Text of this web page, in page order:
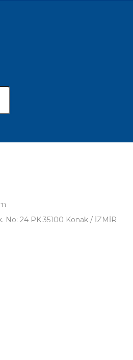
No: 24 PK:35100 Konak / İZMİR